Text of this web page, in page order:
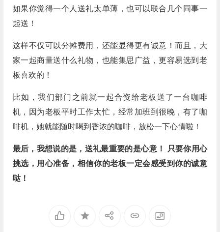
如果你觉得一个人送礼太单薄，也可以联合几个同事一
起送！
这样不仅可以分摊费用，还能显得更有诚意！而且，大
家一起商量送什么礼物，也能集思广益，更容易选到老
板喜欢的！
比如，我们部门之前就一起合资给老板送了一台咖啡
机，因为老板平时工作太忙，经常加班到很晚，有了咖
啡机，她就能随时喝到香浓的咖啡，放松一下心情啦！
最后，我想说的是，送礼最重要的是心意！ 只要你用心
挑选，用心准备，相信你的老板一定会感受到你的诚意
哒！